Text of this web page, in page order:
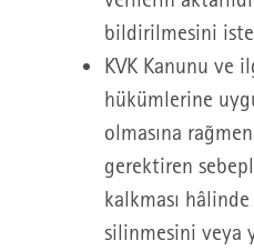
bildirilmesini
KVK Kanunu ve
hükümlerine
olmasına
gerektiren
kalkması
silinmesini veya